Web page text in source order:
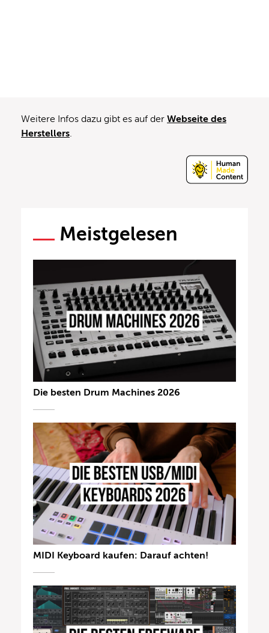
Weitere Infos dazu gibt es auf der Webseite des
Herstellers.
Meistgelesen
Die besten Drum Machines 2026
MIDI Keyboard kaufen: Darauf achten!